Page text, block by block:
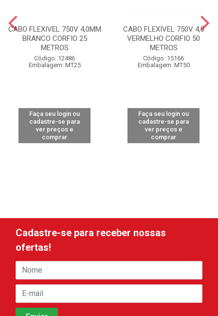
CABO FLEXIVEL 750V 4,0MM
BRANCO CORFIO 25
METROS
Código: 12486
Embalagem: MT25
Faça seu login ou
cadastre-se para
ver preços e
comprar
CABO FLEXIVEL 750V 4,0
VERMELHO CORFIO 50
METROS
Código: 15166
Embalagem: MT50
Faça seu login ou
cadastre-se para
ver preços e
comprar
Cadastre-se para receber nossas
ofertas!